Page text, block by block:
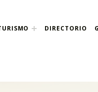
DIRECTORIO